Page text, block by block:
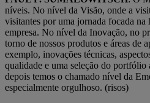
níveis. No nível da Visão, onde a
visitantes por uma jornada focada na
empresa. No nível da Inovação, no
torno de nossos produtos e áreas de
exemplo, inovações técnicas,
qualidade e uma seleção do portfólio
depois temos o chamado nível da
especialmente orgulhoso. (risos)